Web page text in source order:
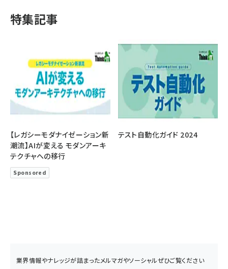
業界情報やナレッジが詰まったメルマガやソーシャルぜひご覧ください
特集記事
【レガシーモダナイゼーション新
潮流】AIが変える モダンアーキ
テクチャへの移行
Sponsored
テスト自動化ガイド 2024